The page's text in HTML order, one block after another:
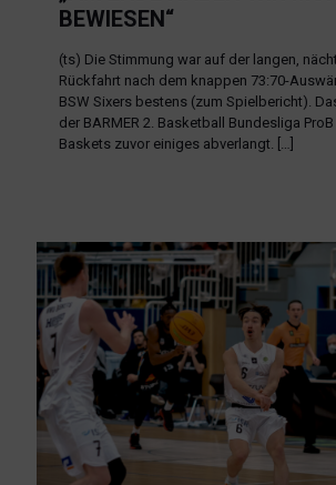
BEWIESEN“
(ts) Die Stimmung war auf der langen,
Rückfahrt nach dem knappen 73:70-
BSW Sixers bestens (zum Spielbericht).
der BARMER 2. Basketball Bundesliga
Baskets zuvor einiges abverlangt.